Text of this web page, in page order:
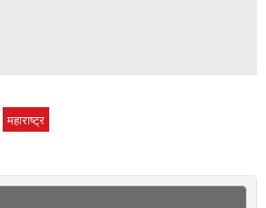
महाराष्ट्र